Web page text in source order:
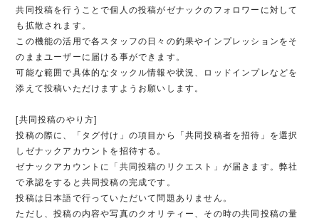
共同投稿を行うことで個人の投稿がゼナックのフォロワーに対して
も拡散されます。
この機能の活用で各スタッフの日々の釣果やインプレッションをそ
のままユーザーに届ける事ができます。
可能な範囲で具体的なタックル情報や状況、ロッドインプレなどを
添えて投稿いただけますようお願いします。
[共同投稿のやり方]
投稿の際に、「タグ付け」の項目から「共同投稿者を招待」を選択
しゼナックアカウントを招待する。
ゼナックアカウントに「共同投稿のリクエスト」が届きます。弊社
で承認をすると共同投稿の完成です。
投稿は日本語で行っていただいて問題ありません。
ただし、投稿の内容や写真のクオリティー、その時の共同投稿の量